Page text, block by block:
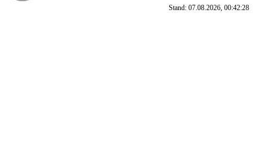
Stand: 07.08.2026, 00:42:28